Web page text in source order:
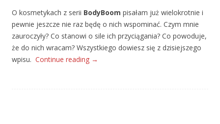
O kosmetykach z serii BodyBoom pisałam już wielokrotnie i
pewnie jeszcze nie raz będę o nich wspominać. Czym mnie
zauroczyły? Co stanowi o sile ich przyciągania? Co powoduje,
że do nich wracam? Wszystkiego dowiesz się z dzisiejszego
wpisu. Continue reading →